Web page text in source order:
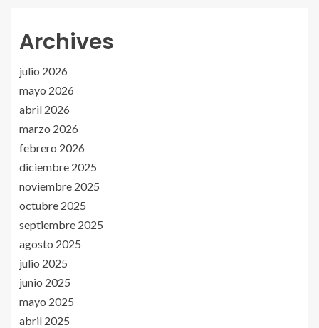
Archives
julio 2026
mayo 2026
abril 2026
marzo 2026
febrero 2026
diciembre 2025
noviembre 2025
octubre 2025
septiembre 2025
agosto 2025
julio 2025
junio 2025
mayo 2025
abril 2025